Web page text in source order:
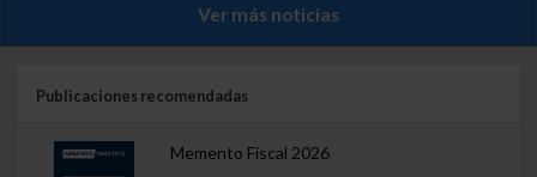
Ver más noticias
Publicaciones recomendadas
Memento Fiscal 2026